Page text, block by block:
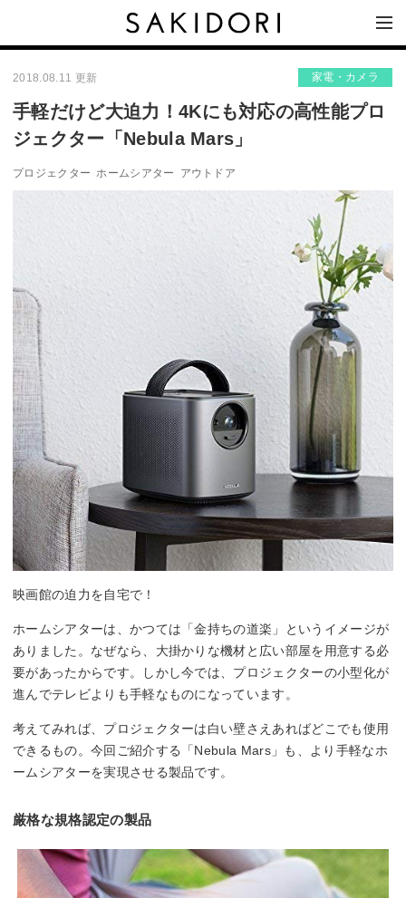
2018.08.11 更新 家電・カメラ
手軽だけど大迫力！4Kにも対応の高性能プロ
ジェクター「Nebula Mars」
プロジェクター ホームシアター アウトドア
映画館の迫力を自宅で！
ホームシアターは、かつては「金持ちの道楽」というイメージが
ありました。なぜなら、大掛かりな機材と広い部屋を用意する必
要があったからです。しかし今では、プロジェクターの小型化が
進んでテレビよりも手軽なものになっています。
考えてみれば、プロジェクターは白い壁さえあればどこでも使用
できるもの。今回ご紹介する「Nebula Mars」も、より手軽なホ
ームシアターを実現させる製品です。
厳格な規格認定の製品